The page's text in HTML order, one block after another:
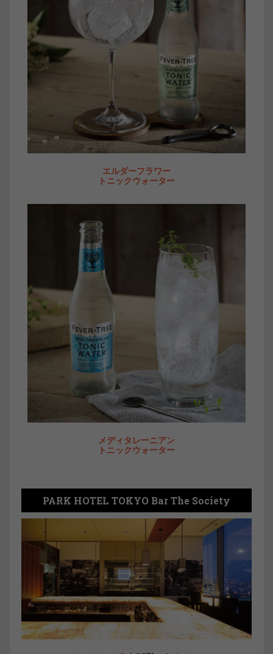
エルダーフラワー
トニックウォーター
メディタレーニアン
トニックウォーター
PARK HOTEL TOKYO Bar The Society